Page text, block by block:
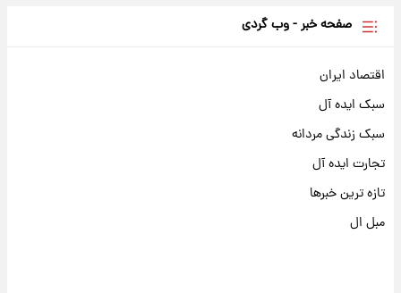
صفحه خبر - وب گردی
اقتصاد ایران
سبک ایده آل
سبک زندگی مردانه
تجارت ایده آل
تازه ترین خبرها
مبل ال